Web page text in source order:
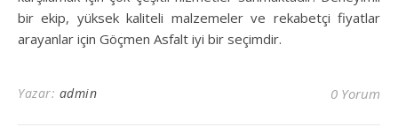
bir ekip, yüksek kaliteli malzemeler ve rekabetçi fiyatlar
arayanlar için Göçmen Asfalt iyi bir seçimdir.
Yazar: admin 0 Yorum